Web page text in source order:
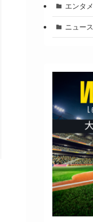
エンタメ
ニュース